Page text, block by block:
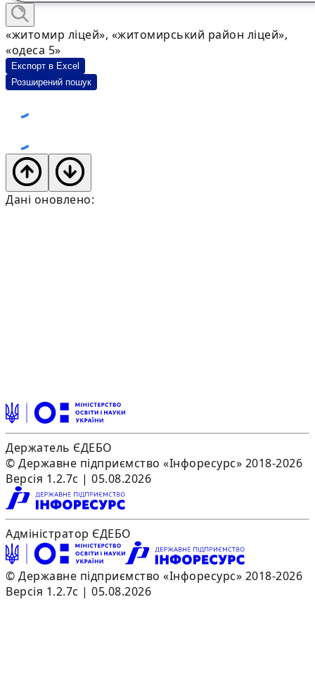
«житомир ліцей», «житомирський район ліцей»,
«одеса 5»
Експорт в Excel
Розширений пошук
Дані оновлено:
Держатель ЄДЕБО
© Державне підприємство «Інфоресурс» 2018-2026
Версія 1.2.7c | 05.08.2026
Адміністратор ЄДЕБО
© Державне підприємство «Інфоресурс» 2018-2026
Версія 1.2.7c | 05.08.2026